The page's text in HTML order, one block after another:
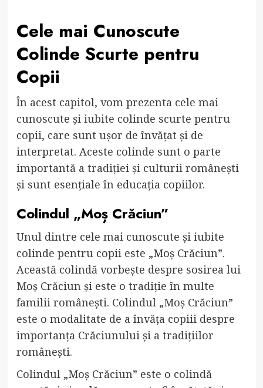
Cele mai Cunoscute
Colinde Scurte pentru
Copii
În acest capitol, vom prezenta cele mai
cunoscute și iubite colinde scurte pentru
copii, care sunt ușor de învățat și de
interpretat. Aceste colinde sunt o parte
importantă a tradiției și culturii românești
și sunt esențiale în educația copiilor.
Colindul „Moș Crăciun”
Unul dintre cele mai cunoscute și iubite
colinde pentru copii este „Moș Crăciun”.
Această colindă vorbește despre sosirea lui
Moș Crăciun și este o tradiție în multe
familii românești. Colindul „Moș Crăciun”
este o modalitate de a învăța copiii despre
importanța Crăciunului și a tradițiilor
românești.
Colindul „Moș Crăciun” este o colindă